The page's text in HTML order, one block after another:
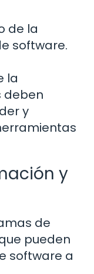
de la
software.
la
deben
y
y
de
pueden
software a